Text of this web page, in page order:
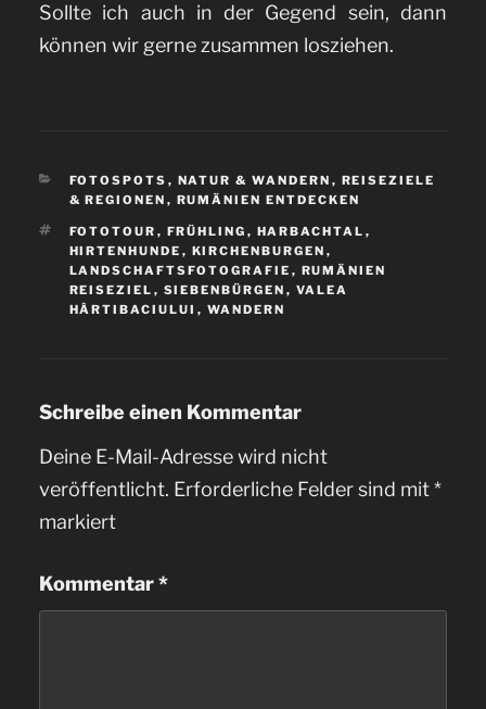
Sollte ich auch in der Gegend sein, dann
können wir gerne zusammen losziehen.
KATEGORIEN
FOTOSPOTS , NATUR & WANDERN , REISEZIELE
& REGIONEN , RUMÄNIEN ENTDECKEN
SCHLAGWÖRTER
FOTOTOUR , FRÜHLING , HARBACHTAL ,
HIRTENHUNDE , KIRCHENBURGEN ,
LANDSCHAFTSFOTOGRAFIE , RUMÄNIEN
REISEZIEL , SIEBENBÜRGEN , VALEA
HÂRTIBACIULUI , WANDERN
Schreibe einen Kommentar
Deine E-Mail-Adresse wird nicht
veröffentlicht. Erforderliche Felder sind mit*
markiert
Kommentar*